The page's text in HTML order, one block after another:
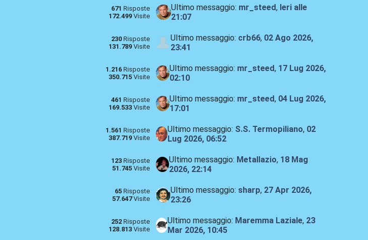
671 Risposte
172.499Visite
Ultimo messaggio: mr_steed, Ierialle
21:07
230Risposte
131.789Visite
Ultimo messaggio: crb66, 02 Ago 2026,
23:41
1.216Risposte
350.715Visite
Ultimo messaggio: mr_steed, 17 Lug 2026,
02:10
461 Risposte
169.533Visite
Ultimo messaggio: mr_steed, 04 Lug 2026,
17:01
1.561 Risposte
387.719Visite
Ultimo messaggio: S.S. Termopiliano, 02
Lug 2026, 06:52
123Risposte
51.745Visite
Ultimo messaggio: Metallazio, 18 Mag
2026, 22:14
65Risposte
57.647Visite
Ultimo messaggio: sharp, 27 Apr 2026,
23:26
252Risposte
128.813Visite
Ultimo messaggio: Maremma Laziale, 23
Mar 2026, 10:45